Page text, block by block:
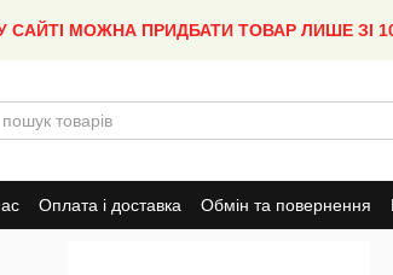
САЙТІ МОЖНА ПРИДБАТИ ТОВАР ЛИШЕ ЗІ
Оплата і доставка Обмін та повернення